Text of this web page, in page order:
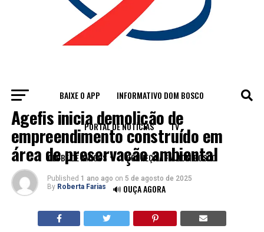
BAIXE O APP INFORMATIVO DOM BOSCO
PORTAL DE NOTÍCIAS TV
CLUBE DE AMIGOS CONHEÇA A FM DOM BOSCO
🔊 OUÇA AGORA
FORTALEZA
Agefis inicia demolição de
empreendimento construído em
área de preservação ambiental
Published 1 ano ago on 5 de agosto de 2025
By Roberta Farias